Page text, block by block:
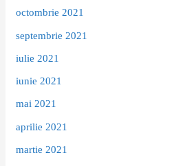
octombrie 2021
septembrie 2021
iulie 2021
iunie 2021
mai 2021
aprilie 2021
martie 2021